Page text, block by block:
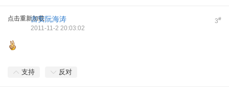
点击重新加载 3#
吉安阮海涛
2011-11-2 20:03:02
支持 反对